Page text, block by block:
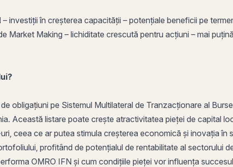
în creșterea capacității – potențiale beneficii pe
Market Making – lichiditate crescută pentru acțiuni – mai
obligațiuni pe Sistemul Multilateral de Tranzacționare al
. Această listare poate crește atractivitatea pieței de capital
ceea ce ar putea stimula creșterea economică și inovația în
profitând de potențialul de rentabilitate al sectorului
OMRO IFN și cum condițiile pieței vor influența